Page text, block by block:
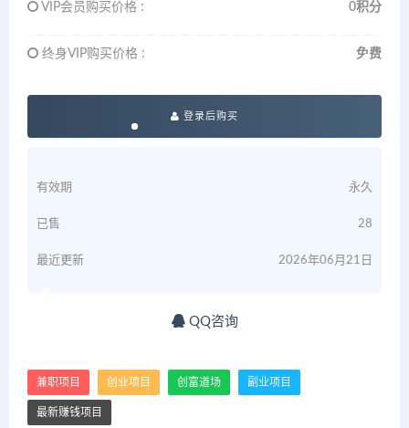
VIP会员购买价格 : 0积分
终身VIP购买价格 : 免费
登录后购买
有效期 永久
已售 28
最近更新 2026年06月21日
QQ咨询
兼职项目 创业项目 创富道场 副业项目
最新赚钱项目